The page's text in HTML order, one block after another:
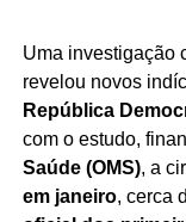
As equipes de
as unidades de
verificar a
indicado, receber
integra o conjunto
cobertura vacinal
Uma investigação
revelou novos
República
com o estudo,
Saúde (OMS), a
em janeiro, cerca